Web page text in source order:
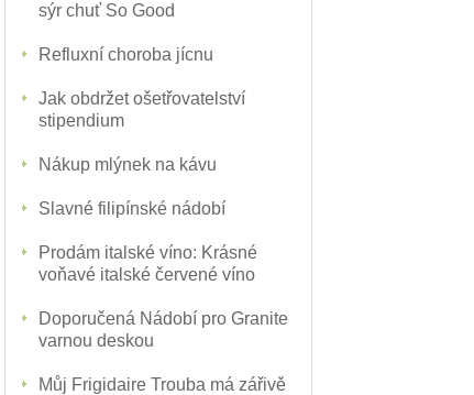
sýr chuť So Good
Refluxní choroba jícnu
Jak obdržet ošetřovatelství
stipendium
Nákup mlýnek na kávu
Slavné filipínské nádobí
Prodám italské víno: Krásné
voňavé italské červené víno
Doporučená Nádobí pro Granite
varnou deskou
Můj Frigidaire Trouba má zářivě